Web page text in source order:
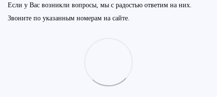
Если у Вас возникли вопросы, мы с радостью ответим на них.
Звоните по указанным номерам на сайте.